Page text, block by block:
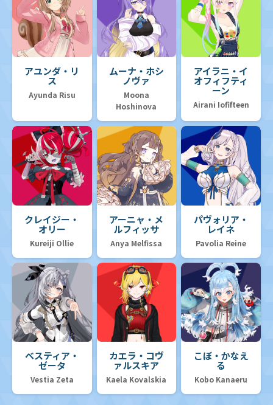
アユンダ・リ
ス
Ayunda Risu
ムーナ・ホシ
ノヴァ
Moona
Hoshinova
アイラニ・イ
オフィフティ
ーン
Airani Iofifteen
クレイジー・
オリー
Kureiji Ollie
アーニャ・メ
ルフィッサ
Anya Melfissa
パヴォリア・
レイネ
Pavolia Reine
ベスティア・
ゼータ
Vestia Zeta
カエラ・コヴ
ァルスキア
Kaela Kovalskia
こぼ・かなえ
る
Kobo Kanaeru